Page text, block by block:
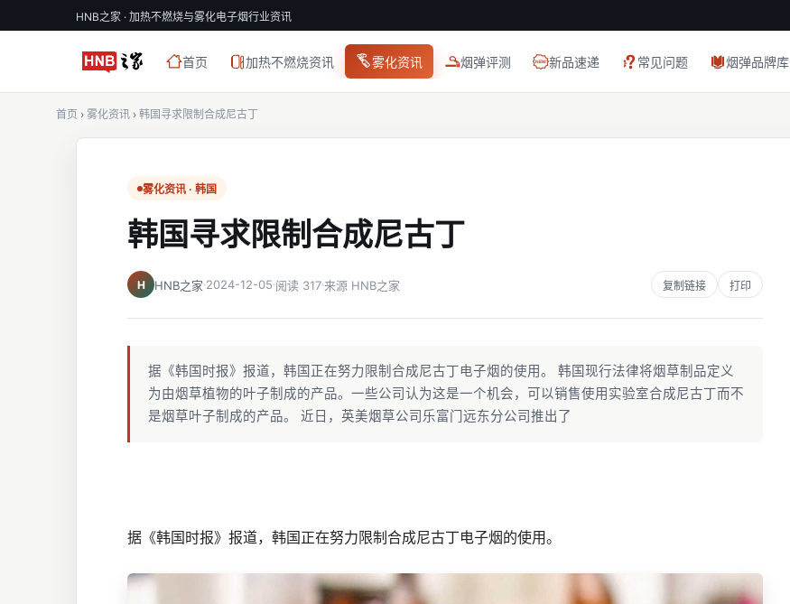
HNB之家 · 加热不燃烧与雾化电子烟行业资讯
首页 加热不燃烧资讯 雾化资讯 烟弹评测 新品速递 常见问题 烟弹品牌库
首页 › 雾化资讯 › 韩国寻求限制合成尼古丁
雾化资讯 · 韩国
韩国寻求限制合成尼古丁
H HNB之家 2024-12-05 阅读 317来源 HNB之家 复制链接 打印
据《韩国时报》报道，韩国正在努力限制合成尼古丁电子烟的使用。 韩国现行法律将烟草制品定义
为由烟草植物的叶子制成的产品。一些公司认为这是一个机会，可以销售使用实验室合成尼古丁而不
是烟草叶子制成的产品。 近日，英美烟草公司乐富门远东分公司推出了
据《韩国时报》报道，韩国正在努力限制合成尼古丁电子烟的使用。